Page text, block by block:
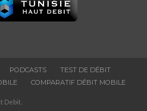
PODCASTS
TEST DE DÉBIT
COMPARATIF DÉBIT MOBILE
Debit.